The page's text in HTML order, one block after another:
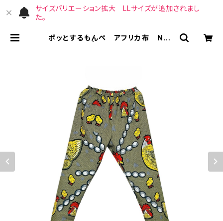
サイズバリエーション拡大 LLサイズが追加されまし
た。
ポッとするもんぺ アフリカ布 No.1